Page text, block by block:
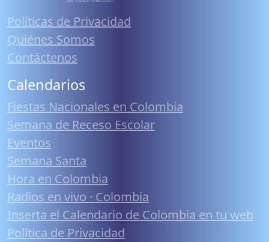
Políticas de Privacidad
Quiénes Somos
Contáctenos
Calendarios
Fiestas Nacionales en Colombia
Semana de Receso Escolar
Eventos
Semana Santa
Hora en Colombia
Radios en vivo · Colombia
Inserta el Calendario de Colombia en tu web
Política de Privacidad